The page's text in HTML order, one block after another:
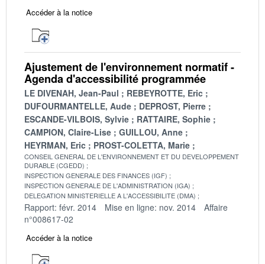
Accéder à la notice
Ajustement de l'environnement normatif -
Agenda d'accessibilité programmée
LE DIVENAH, Jean-Paul
REBEYROTTE, Eric
DUFOURMANTELLE, Aude
DEPROST, Pierre
ESCANDE-VILBOIS, Sylvie
RATTAIRE, Sophie
CAMPION, Claire-Lise
GUILLOU, Anne
HEYRMAN, Eric
PROST-COLETTA, Marie
CONSEIL GENERAL DE L'ENVIRONNEMENT ET DU DEVELOPPEMENT
DURABLE (CGEDD)
INSPECTION GENERALE DES FINANCES (IGF)
INSPECTION GENERALE DE L'ADMINISTRATION (IGA)
DELEGATION MINISTERIELLE A L'ACCESSIBILITE (DMA)
Rapport: févr. 2014 Mise en ligne: nov. 2014
Affaire
n°008617-02
Accéder à la notice